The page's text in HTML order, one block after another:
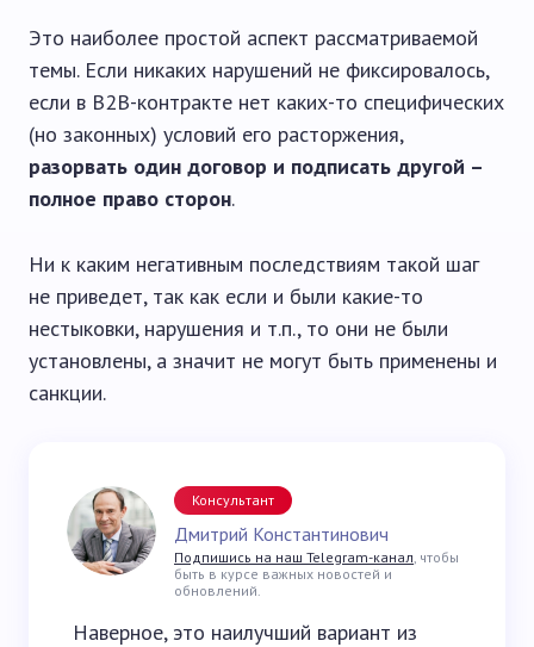
Это наиболее простой аспект рассматриваемой
темы. Если никаких нарушений не фиксировалось,
если в B2B-контракте нет каких-то специфических
(но законных) условий его расторжения,
разорвать один договор и подписать другой –
полное право сторон.
Ни к каким негативным последствиям такой шаг
не приведет, так как если и были какие-то
нестыковки, нарушения и т.п., то они не были
установлены, а значит не могут быть применены и
санкции.
Консультант
Дмитрий Константинович
Подпишись на наш Telegram-канал, чтобы
быть в курсе важных новостей и
обновлений.
Наверное, это наилучший вариант из